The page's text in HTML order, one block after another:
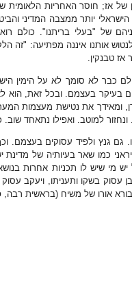
של אז; חוסר האחריות
הישראלי יותר ממצבה המדיני
של "בעלי בריתנו". כולם
אותנו איננה מפתיעה: "זה
אז טבנקין.
כבר לא סומך לא על הימין
בעיקר בעצמם. ובכל זאת, הוא
ומאידך את נטישת מעצמות
ונחזור למוטב. ואפילו נתאחד שוב.
גם גנץ ולפיד עסוקים בעצמם.
כמו שאר בעיותיה של מדינת
מי שיש לו תכניות אחרות
עסוק בשקו ותעניתו, ויעקב
אורו של משיח (בראשית רבה,